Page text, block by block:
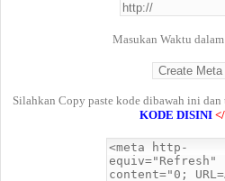
Masukan Waktu
Silahkan Copy paste kode dibawah ini dan
KODE DISINI